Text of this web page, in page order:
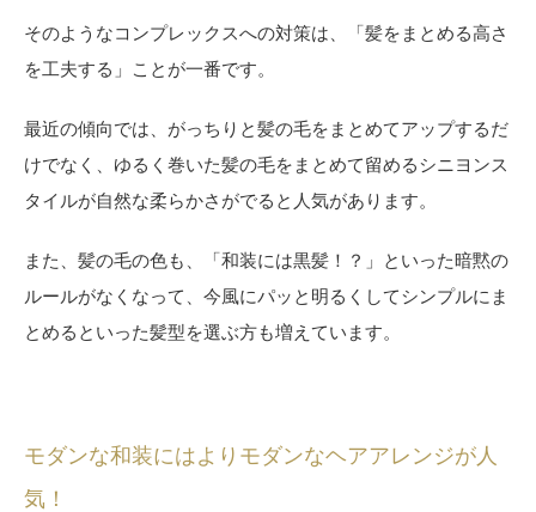
そのようなコンプレックスへの対策は、「髪をまとめる高さ
を工夫する」ことが一番です。
最近の傾向では、がっちりと髪の毛をまとめてアップするだ
けでなく、ゆるく巻いた髪の毛をまとめて留めるシニヨンス
タイルが自然な柔らかさがでると人気があります。
また、髪の毛の色も、「和装には黒髪！？」といった暗黙の
ルールがなくなって、今風にパッと明るくしてシンプルにま
とめるといった髪型を選ぶ方も増えています。
モダンな和装にはよりモダンなヘアアレンジが人
気！